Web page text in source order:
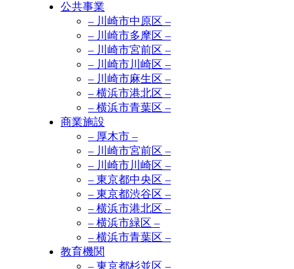
公共事業
– 川崎市中原区 –
– 川崎市多摩区 –
– 川崎市宮前区 –
– 川崎市川崎区 –
– 川崎市麻生区 –
– 横浜市港北区 –
– 横浜市青葉区 –
商業施設
– 厚木市 –
– 川崎市宮前区 –
– 川崎市川崎区 –
– 東京都中央区 –
– 東京都渋谷区 –
– 横浜市港北区 –
– 横浜市緑区 –
– 横浜市青葉区 –
教育機関
– 東京都杉並区 –